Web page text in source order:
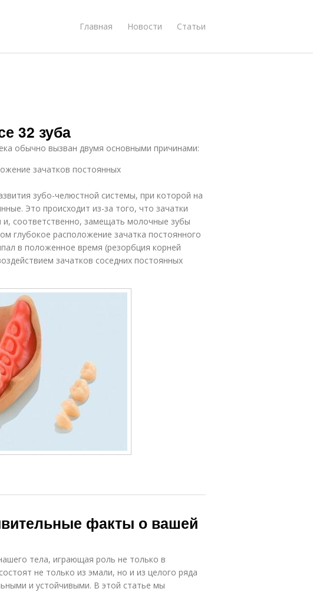
Главная Новости Статьи
32 зуба
обычно вызван двумя основными причинами:
зачатков постоянных
зубо-челюстной системы, при которой на
Это происходит из-за того, что зачатки
соответственно, замещать молочные зубы
глубокое расположение зачатка постоянного
в положенное время (резорбция корней
зачатков соседних постоянных
факты о вашей
тела, играющая роль не только в
не только из эмали, но и из целого ряда
и устойчивыми. В этой статье мы